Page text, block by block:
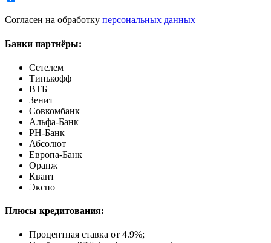
Согласен на обработку персональных данных
Банки партнёры:
Сетелем
Тинькофф
ВТБ
Зенит
Совкомбанк
Альфа-Банк
РН-Банк
Абсолют
Европа-Банк
Оранж
Квант
Экспо
Плюсы кредитования:
Процентная ставка от 4.9%;